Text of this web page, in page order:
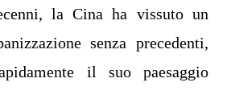
la Cina ha vissuto un
senza precedenti,
il suo paesaggio